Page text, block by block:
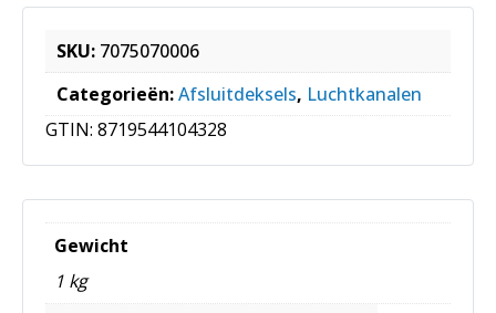
SKU: 7075070006
Categorieën:Afsluitdeksels, Luchtkanalen
GTIN: 8719544104328
Gewicht
1 kg